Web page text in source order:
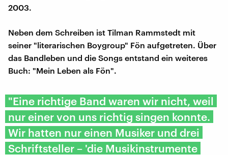
2003.
Neben dem Schreiben ist Tilman Rammstedt mit
seiner "literarischen Boygroup" Fön aufgetreten. Über
das Bandleben und die Songs entstand ein weiteres
Buch: "Mein Leben als Fön".
"Eine richtige Band waren wir nicht, weil
nur einer von uns richtig singen konnte.
Wir hatten nur einen Musiker und drei
Schriftsteller – 'die Musikinstrumente